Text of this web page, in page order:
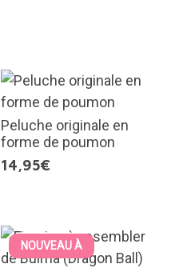
Peluche originale en
forme de poumon
14,95€
NOUVEAU À